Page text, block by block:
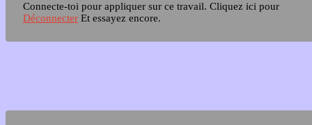
Connecte-toi pour appliquer sur ce travail. Cliquez ici pour
Déconnecter Et essayez encore.